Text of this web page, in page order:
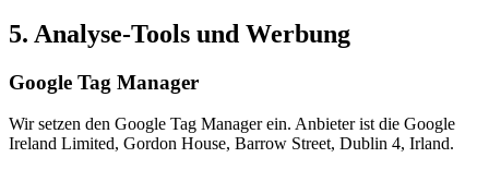
5. Analyse-Tools und Werbung
Google Tag Manager
Wir setzen den Google Tag Manager ein. Anbieter ist die Google
Ireland Limited, Gordon House, Barrow Street, Dublin 4, Irland.